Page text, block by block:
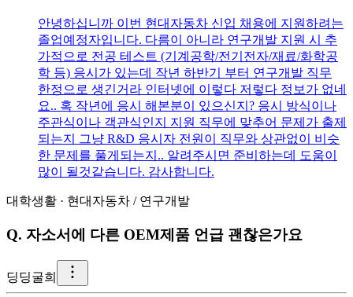
안녕하십니까 이번 현대자동차 신입 채용에 지원하려는
졸업예정자입니다. 다름이 아니라 연구개발 지원 시 추
가적으로 전공 테스트 (기계공학/전기전자/재료/화학공
학 등) 응시가 있는데 작년 하반기 부터 연구개발 직무
한정으로 생긴거라 인터넷에 이렇다 저렇다 정보가 없네
요.. 혹 작년에 응시 해본분이 있으신지? 응시 방식이나
주관식이나 객관식인지 지원 직무에 맞추어 문제가 출제
되는지 그냥 R&D 응시자 전원이 직무와 상관없이 비슷
한 문제를 풀게되는지.. 알려주시면 준비하는데 도움이
많이 될것같습니다. 감사합니다.
대학생활 · 현대자동차 / 연구개발
Q. 자소서에 다른 OEM제품 언급 괜찮은가요
딩딩굴희